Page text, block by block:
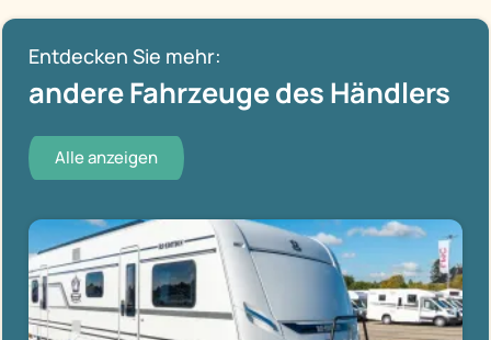
Entdecken Sie mehr:
andere Fahrzeuge des Händlers
Alle anzeigen